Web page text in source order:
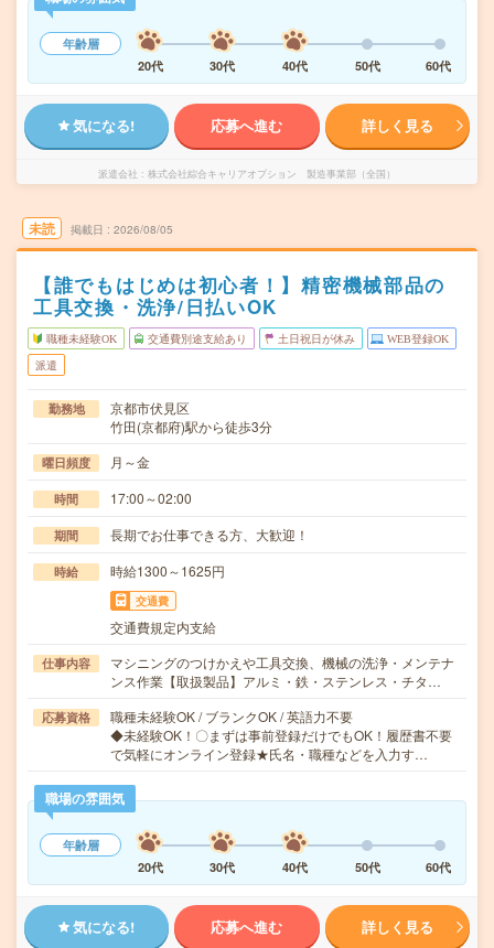
年齢層
20代
30代 40代 50代 60代
気になる! 応募へ進む 詳しく見る
派遣会社 株式会社綜合キャリアオプション 製造事業部（全国）
未読 掲載日 2026/08/05
【誰でもはじめは初心者！】精密機械部品の
工具交換・洗浄/日払いOK
職種未経験OK 交通費別途支給あり 土日祝日が休み WEB登録OK
派遣
勤務地
京都市伏見区
竹田(京都府)駅から徒歩3分
曜日頻度 月～金
時間 17:00～02:00
期間 長期でお仕事できる方、大歓迎！
時給 時給1300～1625円
交通費
交通費規定内支給
仕事内容
マシニングのつけかえや工具交換、機械の洗浄・メンテナ
ンス作業【取扱製品】アルミ・鉄・ステンレス・チタ…
応募資格
職種未経験OK / ブランクOK / 英語力不要
◆未経験OK！〇まずは事前登録だけでもOK！履歴書不要
で気軽にオンライン登録★氏名・職種などを入力す…
職場の雰囲気
年齢層
20代
30代 40代 50代 60代
気になる! 応募へ進む 詳しく見る